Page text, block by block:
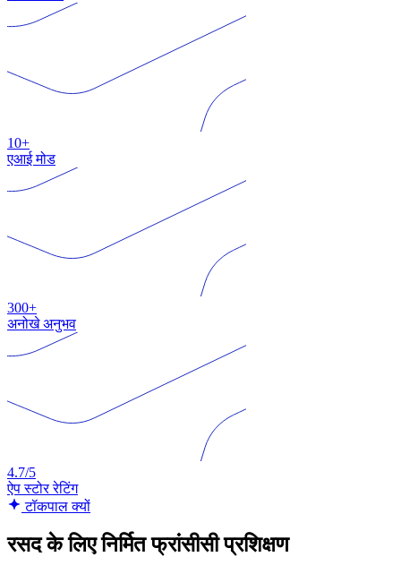
10+
एआई मोड
300+
अनोखे अनुभव
4.7/5
ऐप स्टोर रेटिंग
टॉकपाल क्यों
रसद के लिए निर्मित फ्रांसीसी प्रशिक्षण